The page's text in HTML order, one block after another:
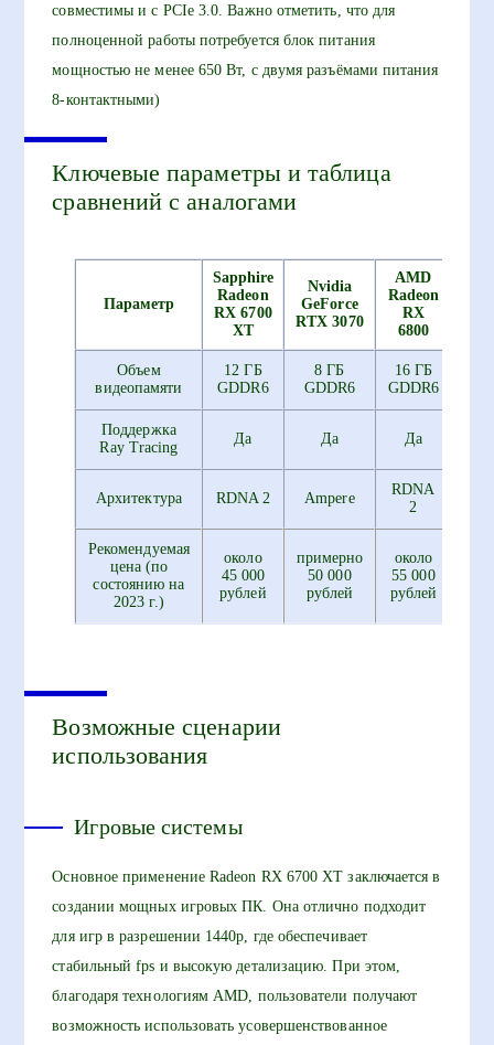
совместимы и с PCIe 3.0. Важно отметить, что для
полноценной работы потребуется блок питания
мощностью не менее 650 Вт, с двумя разъёмами питания
8-контактными)
Ключевые параметры и таблица
сравнений с аналогами
Параметр
Sapphire
Radeon
RX 6700
XT
Nvidia
GeForce
RTX 3070
AMD
Radeon
RX
6800
Объем
видеопамяти
12 ГБ
GDDR6
8 ГБ
GDDR6
16 ГБ
GDDR6
Поддержка
Ray Tracing
Да Да Да
Архитектура RDNA 2 Ampere
RDNA
2
Рекомендуемая
цена (по
состоянию на
2023 г.)
около
45 000
рублей
примерно
50 000
рублей
около
55 000
рублей
Возможные сценарии
использования
Игровые системы
Основное применение Radeon RX 6700 XT заключается в
создании мощных игровых ПК. Она отлично подходит
для игр в разрешении 1440p, где обеспечивает
стабильный fps и высокую детализацию. При этом,
благодаря технологиям AMD, пользователи получают
возможность использовать усовершенствованное